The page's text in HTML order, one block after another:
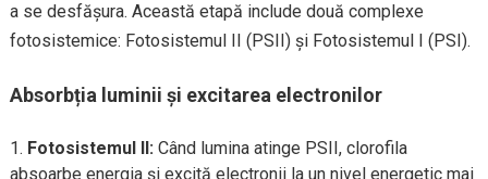
a se desfășura. Această etapă include două complexe
fotosistemice: Fotosistemul II (PSII) și Fotosistemul I (PSI).
Absorbția luminii și excitarea electronilor
Fotosistemul II: Când lumina atinge PSII, clorofila
absoarbe energia și excită electronii la un nivel energetic mai